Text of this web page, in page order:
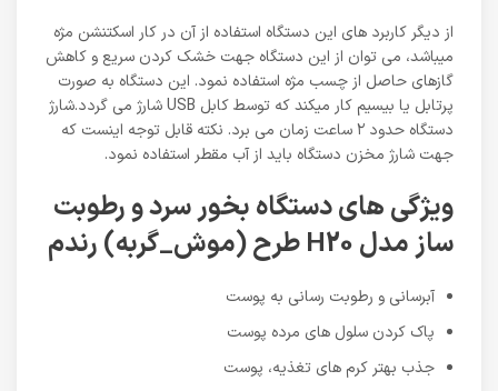
از دیگر کاربرد های این دستگاه استفاده از آن در کار اسکتنشن مژه
میباشد، می توان از این دستگاه جهت خشک کردن سریع و کاهش
گازهای حاصل از چسب مژه استفاده نمود. این دستگاه به صورت
پرتابل یا بیسیم کار میکند که توسط کابل USB شارژ می گردد.شارژ
دستگاه حدود ۲ ساعت زمان می برد. نکته قابل توجه اینست که
جهت شارژ مخزن دستگاه باید از آب مقطر استفاده نمود.
ویژگی های دستگاه بخور سرد و رطوبت
ساز مدل H20 طرح (موش_گربه) رندم
آبرسانی و رطوبت رسانی به پوست
پاک کردن سلول های مرده پوست
جذب بهتر کرم های تغذیه، پوست